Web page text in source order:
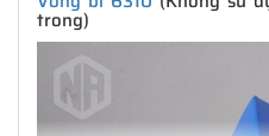
trong)